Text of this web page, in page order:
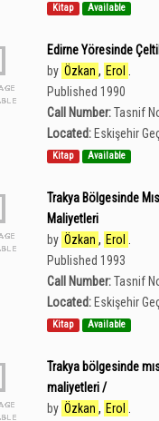
Kitap Available
Edirne Yöresinde
by Özkan , Erol
Published 1990
Call Number:Tasnif
Located: Eskişehir
Kitap Available
Trakya Bölgesinde
Maliyetleri
by Özkan , Erol
Published 1993
Call Number:Tasnif
Located: Eskişehir
Kitap Available
Trakya bölgesinde
maliyetleri /
by Özkan , Erol